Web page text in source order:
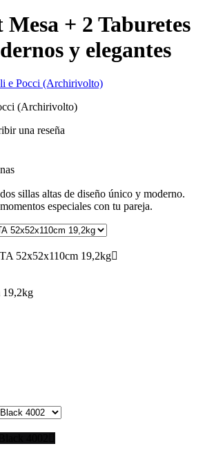
+ 2 Taburetes
y elegantes
(Archirivolto)
una reseña
sillas altas de diseño único y moderno.
especiales con tu pareja.
52x52x110cm 19,2kg
19,2kg